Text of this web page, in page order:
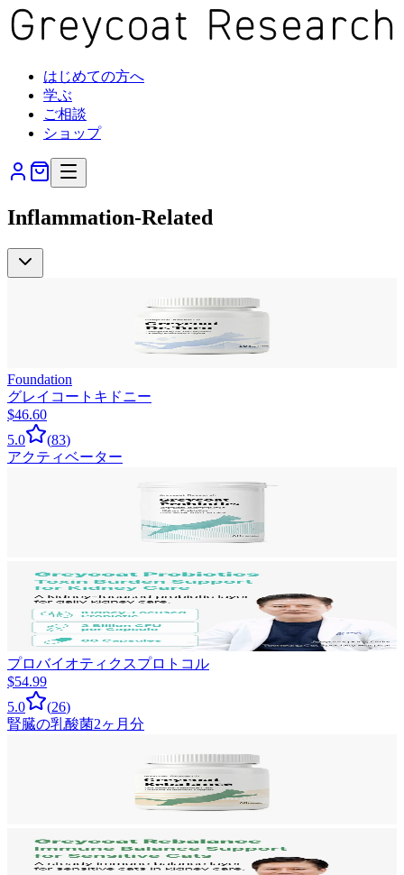
はじめての方へ
学ぶ
ご相談
ショップ
Inflammation-Related
Foundation
グレイコートキドニー
$46.60
5.0
(83)
アクティベーター
プロバイオティクスプロトコル
$54.99
5.0
(26)
腎臓の乳酸菌2ヶ月分